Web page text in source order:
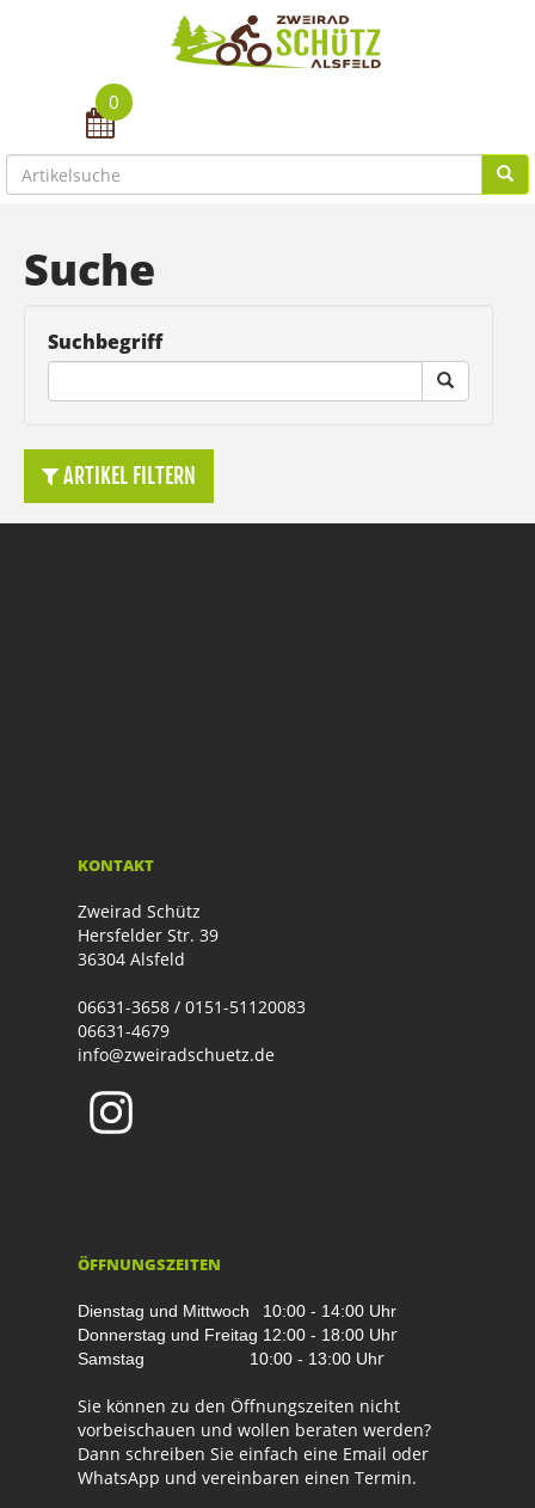
Toggle navigation
0
Suche
Suchbegriff
ARTIKEL FILTERN
KONTAKT
Zweirad Schütz
Hersfelder Str. 39
36304 Alsfeld
06631-3658 / 0151-51120083
06631-4679
info@zweiradschuetz.de
ÖFFNUNGSZEITEN
Dienstag und Mittwoch
10:00 - 14:00 Uhr
Donnerstag und Freitag 12:00 - 18:00 Uhr
Samstag 10:00 - 13:00 Uhr
Sie können zu den Öffnungszeiten nicht
vorbeischauen und wollen beraten werden?
Dann schreiben Sie einfach eine Email oder
WhatsApp und vereinbaren einen Termin.